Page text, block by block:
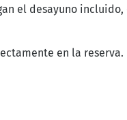
el desayuno
en la reserva.